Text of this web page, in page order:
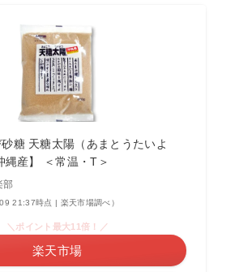
糖 天糖太陽（あまとうたいよ
縄産】 ＜常温・T＞
部
21:37時点 | 楽天市場調べ）
＼ポイント最大11倍！／
楽天市場